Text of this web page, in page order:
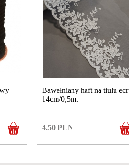
Bawełniany haft na tiulu
14cm/0,5m.
4.50 PLN